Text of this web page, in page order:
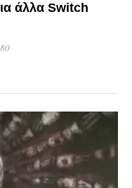
άλλα Switch